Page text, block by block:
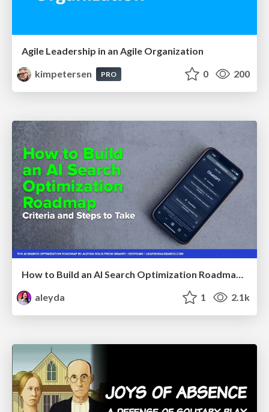
Agile Leadership in an Agile Organization
kimpetersen
PRO 0 200
How to Build an AI Search Optimization Roadmap - Criteria and Steps to Take #SEOIRL
aleyda
1 2.1k